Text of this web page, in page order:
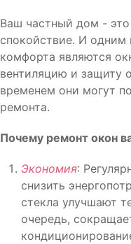
Ваш частный дом -
спокойствие. И одним
комфорта являются
вентиляцию и защиту
временем они могут
ремонта.
Почему ремонт окон
Экономия:
снизить
стекла улучшают
очередь,